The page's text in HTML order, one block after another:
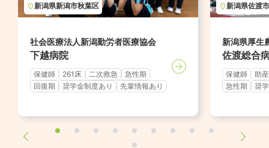
新潟県新潟市秋葉区
社会医療法人新潟勤労者医療協会
下越病院
保健師 261床 二次救急
急性期
回復期
奨学金制度あり 先輩情報あり
新潟県佐渡市
新潟県厚生
佐渡総合
保健師
助
急性期
奨